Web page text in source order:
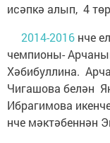
исәпкә алып, 4
2014-2016 нче
чемпионы-
Хәбибуллина.
Чигашова белән
Ибрагимова
нче мәктәбеннән